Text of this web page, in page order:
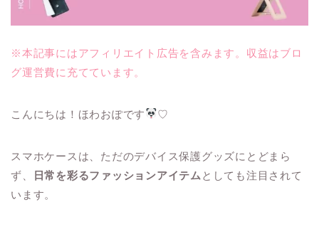
※本記事にはアフィリエイト広告を含みます。収益はブロ
グ運営費に充てています。
こんにちは！ほわおぽです ♡
スマホケースは、ただのデバイス保護グッズにとどまら
ず、
日常を彩るファッションアイテム としても注目されて
います。